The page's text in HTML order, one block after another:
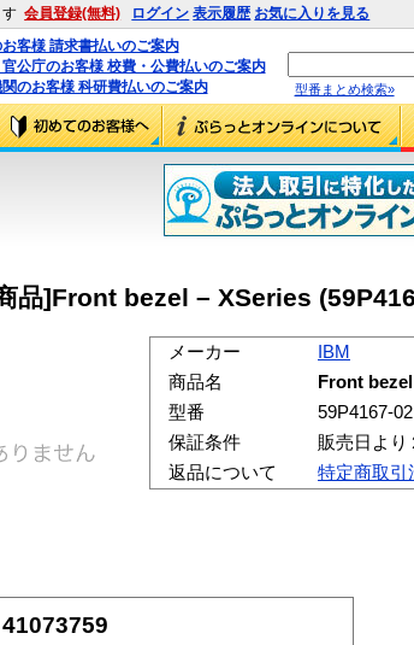
会員登録(無料) ログイン 表示履歴 お気に入りを見る
客様 請求書払いのご案内
公庁のお客様 校費・公費払いのご案内
のお客様 科研費払いのご案内
型番まとめ検索»
品]Front bezel – XSeries
メーカー
IBM
商品名
Front
型番
59P4167-02
保証条件
販売日より
返品について
特定商取引
41073759